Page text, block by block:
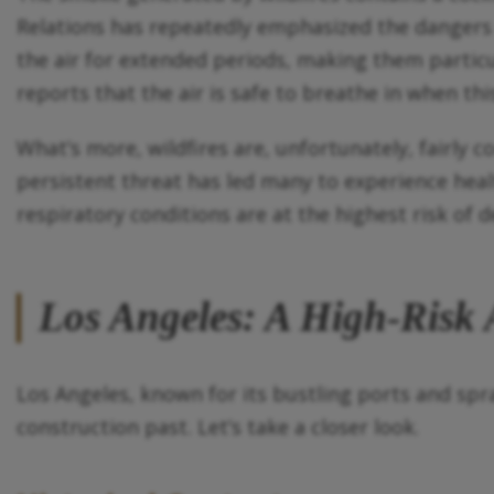
Relations has repeatedly emphasized the
the air for extended periods, making them
reports that the air is safe to breathe in when
What’s more, wildfires are, unfortunately, fairly
persistent threat has led many to experience
respiratory conditions are at the highest risk of
Los Angeles: A High-Risk
Los Angeles, known for its bustling ports and
construction past. Let’s take a closer look.